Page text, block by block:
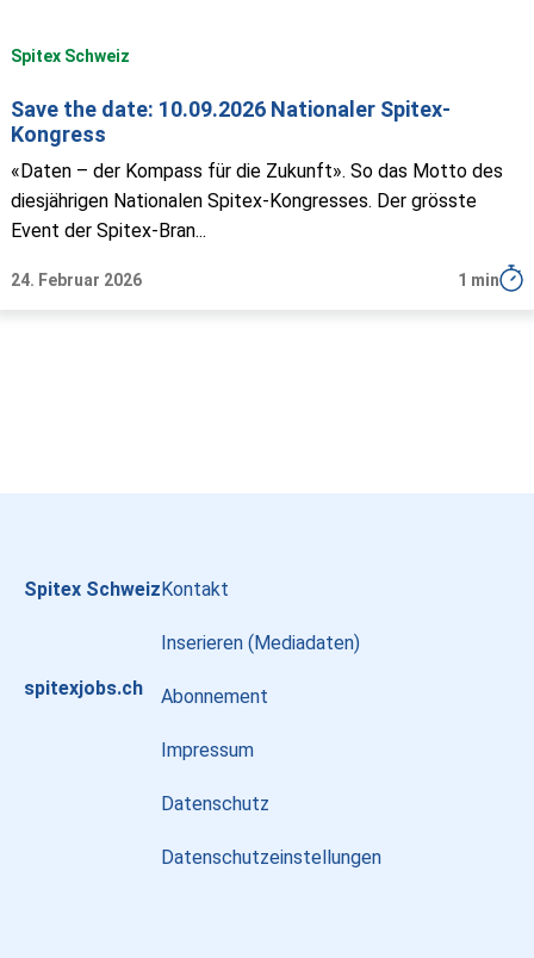
Spitex Schweiz
Save the date: 10.09.2026 Nationaler Spitex-
Kongress
«Daten – der Kompass für die Zukunft». So das Motto des
diesjährigen Nationalen Spitex-Kongresses. Der grösste
Event der Spitex-Bran...
24. Februar 2026 1 min
Spitex Schweiz
spitexjobs.ch
Kontakt
Inserieren (Mediadaten)
Abonnement
Impressum
Datenschutz
Datenschutzeinstellungen